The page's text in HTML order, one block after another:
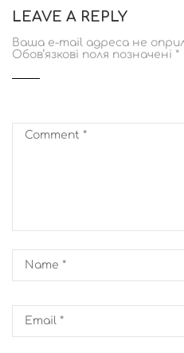
LEAVE A REPLY
Ваша e-mail адреса не
Обов’язкові поля позначені *